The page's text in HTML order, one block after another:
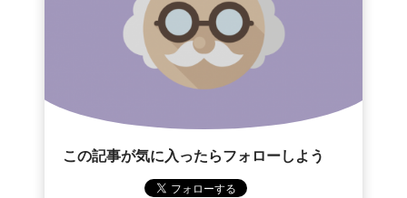
この記事が気に入ったらフォローしよう